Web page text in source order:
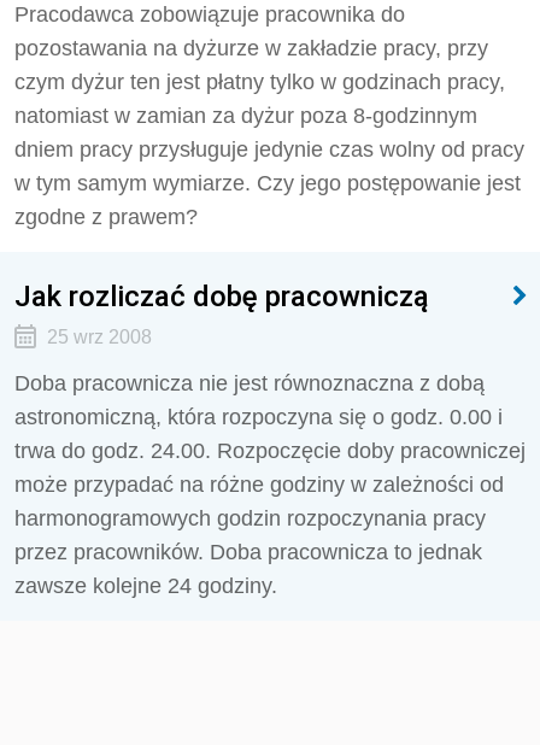
Pracodawca zobowiązuje pracownika do
pozostawania na dyżurze w zakładzie pracy, przy
czym dyżur ten jest płatny tylko w godzinach pracy,
natomiast w zamian za dyżur poza 8-godzinnym
dniem pracy przysługuje jedynie czas wolny od pracy
w tym samym wymiarze. Czy jego postępowanie jest
zgodne z prawem?
Jak rozliczać dobę pracowniczą
25 wrz 2008
Doba pracownicza nie jest równoznaczna z dobą
astronomiczną, która rozpoczyna się o godz. 0.00 i
trwa do godz. 24.00. Rozpoczęcie doby pracowniczej
może przypadać na różne godziny w zależności od
harmonogramowych godzin rozpoczynania pracy
przez pracowników. Doba pracownicza to jednak
zawsze kolejne 24 godziny.